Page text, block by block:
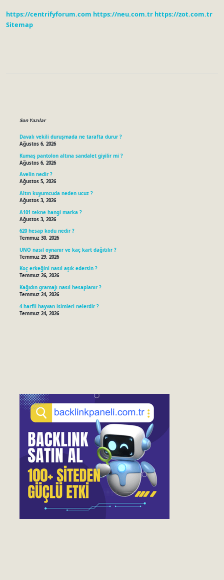
https://centrifyforum.com https://neu.com.tr https://zot.com.tr
Sitemap
Son Yazılar
Davalı vekili duruşmada ne tarafta durur ?
Ağustos 6, 2026
Kumaş pantolon altına sandalet giyilir mi ?
Ağustos 6, 2026
Avelin nedir ?
Ağustos 5, 2026
Altın kuyumcuda neden ucuz ?
Ağustos 3, 2026
A101 tekne hangi marka ?
Ağustos 3, 2026
620 hesap kodu nedir ?
Temmuz 30, 2026
UNO nasıl oynanır ve kaç kart dağıtılır ?
Temmuz 29, 2026
Koç erkeğini nasıl aşık edersin ?
Temmuz 26, 2026
Kağıdın gramajı nasıl hesaplanır ?
Temmuz 24, 2026
4 harfli hayvan isimleri nelerdir ?
Temmuz 24, 2026